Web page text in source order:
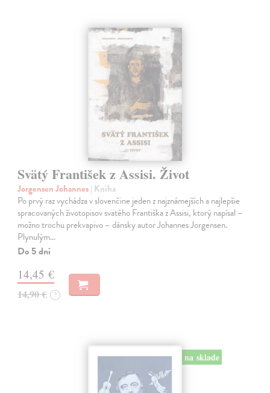
Svätý František z Assisi. Život
Jorgensen Johannes| Kniha
Po prvý raz vychádza v slovenčine jeden z najznámejších a najlepšie
spracovaných životopisov svätého Františka z Assisi, ktorý napísal –
možno trochu prekvapivo – dánsky autor Johannes Jorgensen.
Plynulým…
Do 5 dní
14,45 €
14,90 € ?
na sklade